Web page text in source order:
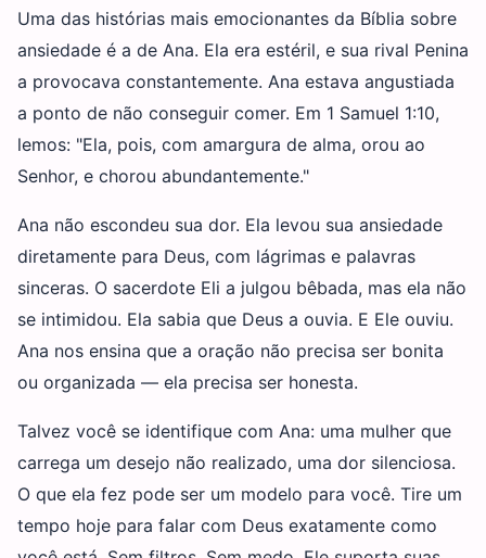
Uma das histórias mais emocionantes da Bíblia sobre
ansiedade é a de Ana. Ela era estéril, e sua rival Penina
a provocava constantemente. Ana estava angustiada
a ponto de não conseguir comer. Em 1 Samuel 1:10,
lemos: "Ela, pois, com amargura de alma, orou ao
Senhor, e chorou abundantemente."
Ana não escondeu sua dor. Ela levou sua ansiedade
diretamente para Deus, com lágrimas e palavras
sinceras. O sacerdote Eli a julgou bêbada, mas ela não
se intimidou. Ela sabia que Deus a ouvia. E Ele ouviu.
Ana nos ensina que a oração não precisa ser bonita
ou organizada — ela precisa ser honesta.
Talvez você se identifique com Ana: uma mulher que
carrega um desejo não realizado, uma dor silenciosa.
O que ela fez pode ser um modelo para você. Tire um
tempo hoje para falar com Deus exatamente como